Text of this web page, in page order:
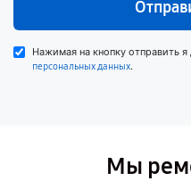
Нажимая на кнопку отправить
персональных данных.
Мы